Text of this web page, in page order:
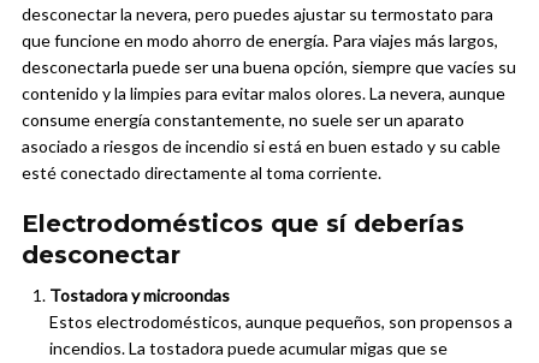
desconectar la nevera, pero puedes ajustar su termostato para
que funcione en modo ahorro de energía. Para viajes más largos,
desconectarla puede ser una buena opción, siempre que vacíes su
contenido y la limpies para evitar malos olores. La nevera, aunque
consume energía constantemente, no suele ser un aparato
asociado a riesgos de incendio si está en buen estado y su cable
esté conectado directamente al toma corriente.
Electrodomésticos que sí deberías
desconectar
Tostadora y microondas
Estos electrodomésticos, aunque pequeños, son propensos a
incendios. La tostadora puede acumular migas que se